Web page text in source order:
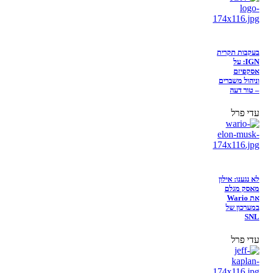
בעקבות תקרית
IGN: על
אסקפיזם
וניהול משברים
– טור דעה
עדי פרל
לא נגענו: אילון
מאסק מגלם
את Wario
במערכון של
SNL
עדי פרל